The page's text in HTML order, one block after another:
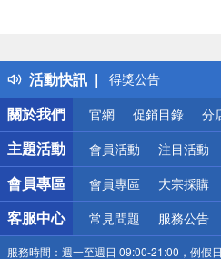
活動快訊
得獎公告
熱門話題
銀行優惠
偏遠地區配送
詐騙網頁！請小心！
關於我們
官網 促銷目錄 分
主題活動 會員活動 注目活動
會員專區 會員專區 大宗採購
客服中心 常見問題 服務公告
服務時間： 週一至週日 09:00-21:00，例假